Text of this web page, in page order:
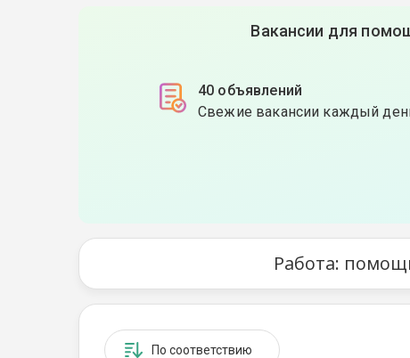
Вакансии для
40 объявлений
Свежие вакансии каждый
Работа:
По соответствию